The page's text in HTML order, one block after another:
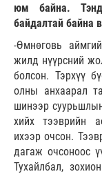
юм байна.
байдалтай байна
-Өмнөговь
жилд нүүрсний
болсон. Тэрхүү
олны анхаарал
шинээр
хийх тээврийн
ихээр очсон.
дагаж очсоноос
Тухайлбал,